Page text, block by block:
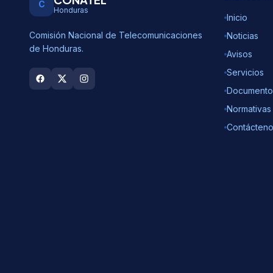
C
Honduras
Comisión Nacional de Telecomunicaciones
de Honduras.
Inicio
Noticias
Avisos
Servicios
Normativas